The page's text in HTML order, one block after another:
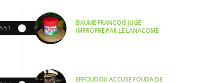
BAUME FRANÇOIS JUGÉ
IMPROPRE PAR LE LANACOME
EFFOUDOU ACCUSE FOUDA DE